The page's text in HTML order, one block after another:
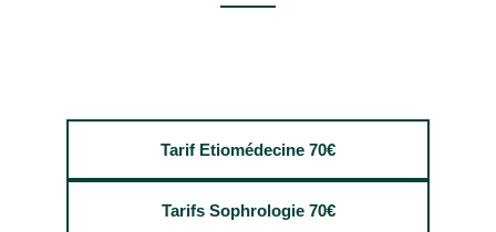
Tarif Etiomédecine 70€
Tarifs Sophrologie 70€